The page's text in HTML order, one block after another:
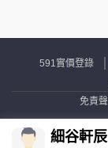
591實價登錄
免責
Copyright © 2007-
細谷軒辰